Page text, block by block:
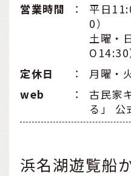
営業時間
：
平日
0）
土曜・
O14:30
定休日
：
月曜・
web
：
古民家
る」 公
浜名湖遊覧船